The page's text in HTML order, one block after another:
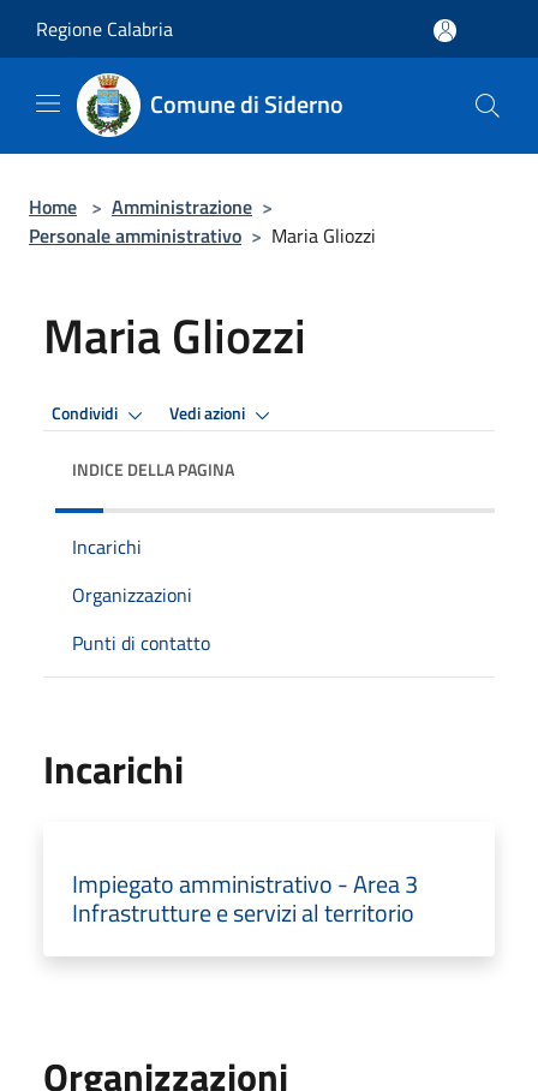
Regione Calabria
Comune di Siderno
Home > Amministrazione >
Personale amministrativo > Maria Gliozzi
Maria Gliozzi
Condividi Vedi azioni
INDICE DELLA PAGINA
Incarichi
Organizzazioni
Punti di contatto
Incarichi
Impiegato amministrativo - Area 3
Infrastrutture e servizi al territorio
Organizzazioni